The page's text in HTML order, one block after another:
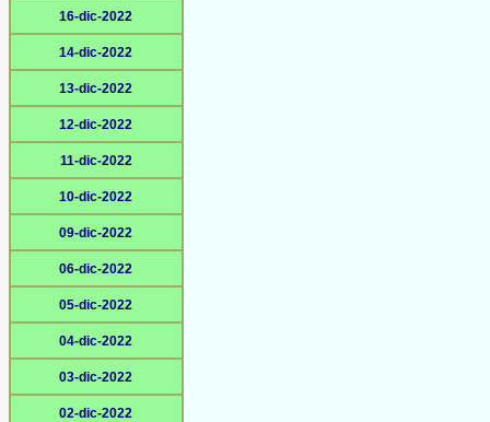
16-dic-2022
14-dic-2022
13-dic-2022
12-dic-2022
11-dic-2022
10-dic-2022
09-dic-2022
06-dic-2022
05-dic-2022
04-dic-2022
03-dic-2022
02-dic-2022